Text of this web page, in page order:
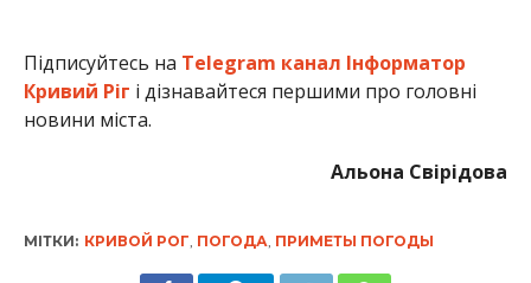
Підписуйтесь на Telegram канал Інформатор
Кривий Ріг і дізнавайтеся першими про головні
новини міста.
Альона Свірідова
МІТКИ: КРИВОЙ РОГ, ПОГОДА, ПРИМЕТЫ ПОГОДЫ